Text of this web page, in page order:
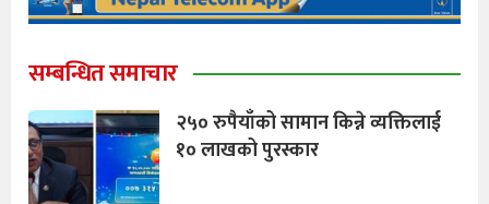
सम्बन्धित समाचार
२५० रुपैयाँको सामान किन्ने व्यक्तिलाई
१० लाखको पुरस्कार